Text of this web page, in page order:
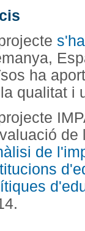
ha
qualitat i
de
de